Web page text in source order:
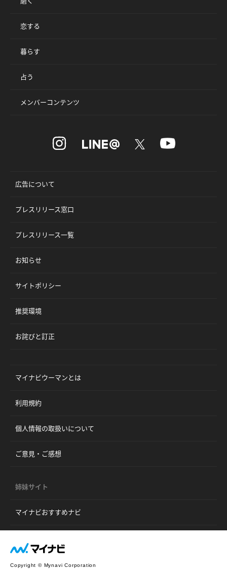
恋する
暮らす
占う
メンバーコンテンツ
広告について
プレスリリース窓口
プレスリリース一覧
お知らせ
サイトポリシー
推奨環境
お詫びと訂正
マイナビウーマンとは
利用規約
個人情報の取扱いについて
ご意見・ご感想
姉妹サイト
マイナビおすすめナビ
Copyright © Mynavi Corporation